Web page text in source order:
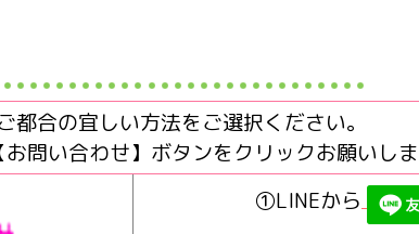
都合の宜しい方法をご選択ください。
お問い合わせ】ボタンをクリックお願いし
①LINEから